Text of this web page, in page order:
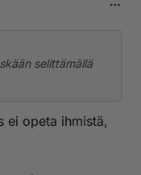
selittämällä
ei opeta ihmistä,